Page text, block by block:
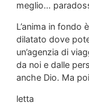
meglio…
L’anima in
dilatato dove
un’agenzia di
da noi e dalle
anche Dio. Ma
letta